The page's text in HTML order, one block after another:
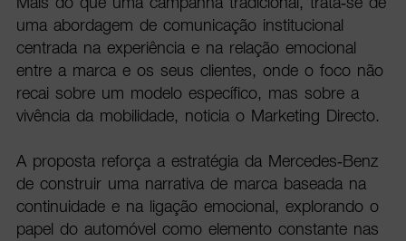
uma abordagem de comunicação institucional
centrada na experiência e na relação emocional
entre a marca e os seus clientes, onde o foco não
recai sobre um modelo específico, mas sobre a
vivência da mobilidade, noticia o Marketing Directo.
A proposta reforça a estratégia da Mercedes-Benz
de construir uma narrativa de marca baseada na
continuidade e na ligação emocional, explorando o
papel do automóvel como elemento constante nas